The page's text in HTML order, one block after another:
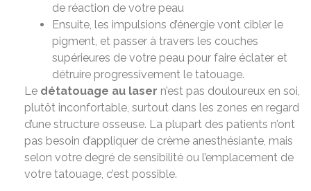
de réaction de votre peau
Ensuite, les impulsions d’énergie vont cibler le
pigment, et passer à travers les couches
supérieures de votre peau pour faire éclater et
détruire progressivement le tatouage.
Le détatouage au laser n’est pas douloureux en soi,
plutôt inconfortable, surtout dans les zones en regard
d’une structure osseuse. La plupart des patients n’ont
pas besoin d’appliquer de crème anesthésiante, mais
selon votre degré de sensibilité ou l’emplacement de
votre tatouage, c’est possible.